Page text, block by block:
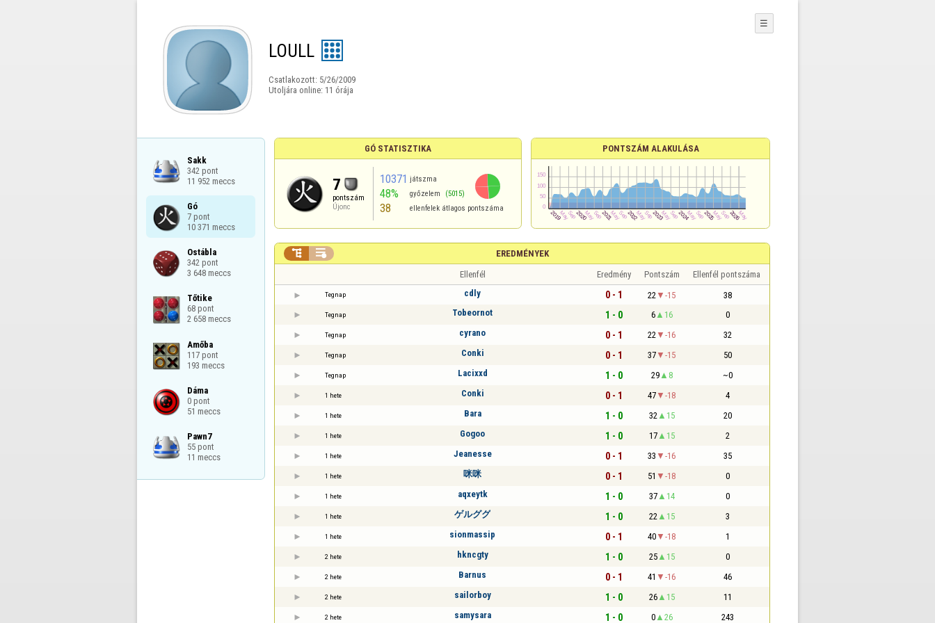
LOULL
Csatlakozott: 5/26/2009
Utoljára online: 11 órája
☰
Sakk
342 pont
11 952 meccs
Gó
7 pont
10 371 meccs
Ostábla
342 pont
3 648 meccs
Tőtike
68 pont
2 658 meccs
Amőba
117 pont
193 meccs
Dáma
0 pont
51 meccs
Pawn7
55 pont
11 meccs
GÓ STATISZTIKA
7
pontszám
Újonc
10371 játszma
48% győzelem (5015)
38 ellenfelek átlagos pontszáma
PONTSZÁM ALAKULÁSA
EREDMÉNYEK
 
Ellenfél Eredmény Pontszám Ellenfél pontszáma
Tegnap cdly 0 - 1 22 -15 38
Tegnap Tobeornot 1 - 0 6 16 0
Tegnap cyrano 0 - 1 22 -16 32
Tegnap Conki 0 - 1 37 -15 50
Tegnap Lacixxd 1 - 0 29 8 ~0
1 hete Conki 0 - 1 47 -18 4
1 hete Bara 1 - 0 32 15 20
1 hete Gogoo 1 - 0 17 15 2
1 hete Jeanesse 0 - 1 33 -16 35
1 hete 咪咪 0 - 1 51 -18 0
1 hete aqxeytk 1 - 0 37 14 0
1 hete ゲルググ 1 - 0 22 15 3
1 hete sionmassip 0 - 1 40 -18 1
2 hete hkncgty 1 - 0 25 15 0
2 hete Barnus 0 - 1 41 -16 46
2 hete sailorboy 1 - 0 26 15 11
2 hete samysara 1 - 0 0 26 243